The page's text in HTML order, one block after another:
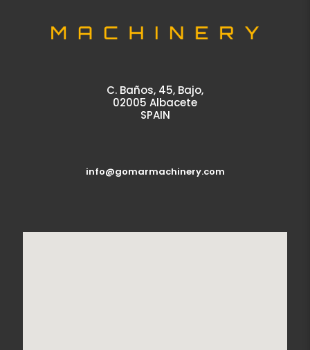
C. Baños, 45, Bajo,
02005 Albacete
SPAIN
info@gomarmachinery.com